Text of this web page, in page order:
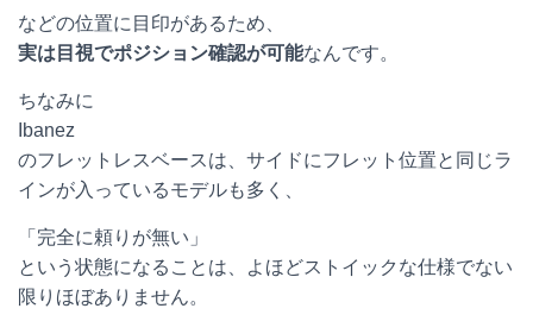
などの位置に目印があるため、
実は目視でポジション確認が可能なんです。
ちなみに
Ibanez
のフレットレスベースは、サイドにフレット位置と同じラ
インが入っているモデルも多く、
「完全に頼りが無い」
という状態になることは、よほどストイックな仕様でない
限りほぼありません。